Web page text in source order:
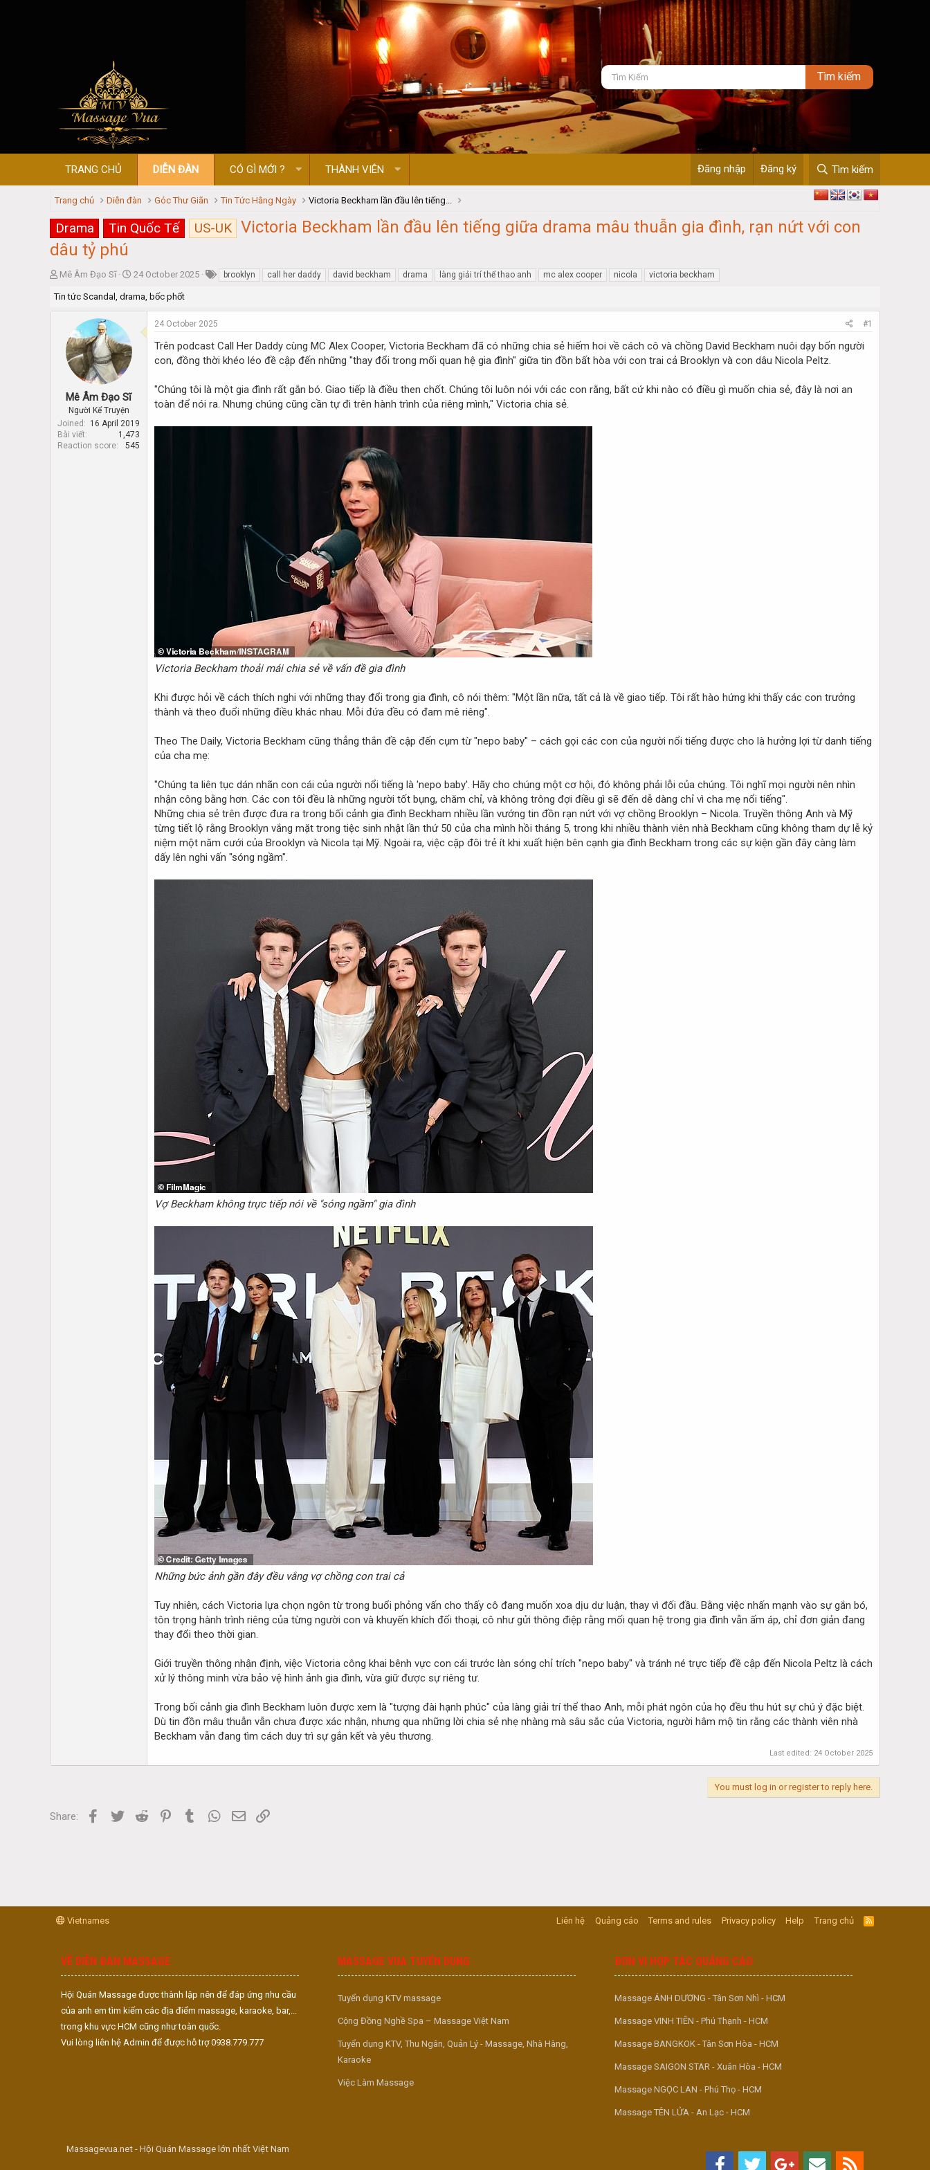
TRANG CHỦ DIỄN ĐÀN CÓ GÌ MỚI ? THÀNH VIÊN Đăng nhập Đăng ký Tìm kiếm
Trang chủ Diễn đàn Góc Thư Giãn Tin Tức Hằng Ngày Victoria Beckham lần đầu lên tiếng...
Drama Tin Quốc Tế US-UK Victoria Beckham lần đầu lên tiếng giữa drama mâu thuẫn gia đình, rạn nứt với con
dâu tỷ phú
T
r
r
Mê Âm Đạo Sĩ
S
a
24 October 2025 brooklyn call her daddy david beckham drama làng giải trí thể thao anh mc alex cooper nicola victoria beckham
Tin tức Scandal, drama, bốc phốt
Mê Âm Đạo Sĩ
Người Kể Truyện
Joined
16 April 2019
Bài viết
1,473
Reaction score
545
24 October 2025 #1
Trên podcast Call Her Daddy cùng MC Alex Cooper, Victoria Beckham đã có những chia sẻ hiếm hoi về cách cô và chồng David Beckham nuôi dạy bốn người
con, đồng thời khéo léo đề cập đến những "thay đổi trong mối quan hệ gia đình" giữa tin đồn bất hòa với con trai cả Brooklyn và con dâu Nicola Peltz.
"Chúng tôi là một gia đình rất gắn bó. Giao tiếp là điều then chốt. Chúng tôi luôn nói với các con rằng, bất cứ khi nào có điều gì muốn chia sẻ, đây là nơi an
toàn để nói ra. Nhưng chúng cũng cần tự đi trên hành trình của riêng mình," Victoria chia sẻ.
Victoria Beckham thoải mái chia sẻ về vấn đề gia đình
Khi được hỏi về cách thích nghi với những thay đổi trong gia đình, cô nói thêm: "Một lần nữa, tất cả là về giao tiếp. Tôi rất hào hứng khi thấy các con trưởng
thành và theo đuổi những điều khác nhau. Mỗi đứa đều có đam mê riêng".
Theo The Daily, Victoria Beckham cũng thẳng thắn đề cập đến cụm từ "nepo baby" – cách gọi các con của người nổi tiếng được cho là hưởng lợi từ danh tiếng
của cha mẹ:
"Chúng ta liên tục dán nhãn con cái của người nổi tiếng là 'nepo baby'. Hãy cho chúng một cơ hội, đó không phải lỗi của chúng. Tôi nghĩ mọi người nên nhìn
nhận công bằng hơn. Các con tôi đều là những người tốt bụng, chăm chỉ, và không trông đợi điều gì sẽ đến dễ dàng chỉ vì cha mẹ nổi tiếng".
Những chia sẻ trên được đưa ra trong bối cảnh gia đình Beckham nhiều lần vướng tin đồn rạn nứt với vợ chồng Brooklyn – Nicola. Truyền thông Anh và Mỹ
từng tiết lộ rằng Brooklyn vắng mặt trong tiệc sinh nhật lần thứ 50 của cha mình hồi tháng 5, trong khi nhiều thành viên nhà Beckham cũng không tham dự lễ kỷ
niệm một năm cưới của Brooklyn và Nicola tại Mỹ. Ngoài ra, việc cặp đôi trẻ ít khi xuất hiện bên cạnh gia đình Beckham trong các sự kiện gần đây càng làm
dấy lên nghi vấn "sóng ngầm".
Vợ Beckham không trực tiếp nói về "sóng ngầm" gia đình
Những bức ảnh gần đây đều vắng vợ chồng con trai cả
Tuy nhiên, cách Victoria lựa chọn ngôn từ trong buổi phỏng vấn cho thấy cô đang muốn xoa dịu dư luận, thay vì đối đầu. Bằng việc nhấn mạnh vào sự gắn bó,
tôn trọng hành trình riêng của từng người con và khuyến khích đối thoại, cô như gửi thông điệp rằng mối quan hệ trong gia đình vẫn ấm áp, chỉ đơn giản đang
thay đổi theo thời gian.
Giới truyền thông nhận định, việc Victoria công khai bênh vực con cái trước làn sóng chỉ trích "nepo baby" và tránh né trực tiếp đề cập đến Nicola Peltz là cách
xử lý thông minh vừa bảo vệ hình ảnh gia đình, vừa giữ được sự riêng tư.
Trong bối cảnh gia đình Beckham luôn được xem là "tượng đài hạnh phúc" của làng giải trí thể thao Anh, mỗi phát ngôn của họ đều thu hút sự chú ý đặc biệt.
Dù tin đồn mâu thuẫn vẫn chưa được xác nhận, nhưng qua những lời chia sẻ nhẹ nhàng mà sâu sắc của Victoria, người hâm mộ tin rằng các thành viên nhà
Beckham vẫn đang tìm cách duy trì sự gắn kết và yêu thương.
Last edited: 24 October 2025
You must log in or register to reply here.
Share: Facebook
Twitter Reddit PinterestTumblr WhatsApp
Email
Vietnames Liên hệ Quảng cáo Terms and rules Privacy policy Help Trang chủ
R
S
VỀ DIỄN ĐÀN MASSAGE
Hội Quán Massage được thành lập nên để đáp ứng nhu cầu
của anh em tìm kiếm các địa điểm massage, karaoke, bar,...
trong khu vực HCM cũng như toàn quốc.
Vui lòng liên hệ Admin để được hỗ trợ 0938.779.777
MASSAGE VUA TUYỂN DỤNG
Tuyển dụng KTV massage
Cộng Đồng Nghề Spa – Massage Việt Nam
Tuyển dụng KTV, Thu Ngân, Quản Lý - Massage, Nhà Hàng,
Karaoke
Việc Làm Massage
ĐƠN VỊ HỢP TÁC QUẢNG CÁO
Massage ÁNH DƯƠNG - Tân Sơn Nhì - HCM
Massage VINH TIÊN - Phú Thạnh - HCM
Massage BANGKOK - Tân Sơn Hòa - HCM
Massage SAIGON STAR - Xuân Hòa - HCM
Massage NGỌC LAN - Phú Thọ - HCM
Massage TÊN LỬA - An Lạc - HCM
Massagevua.net - Hội Quán Massage lớn nhất Việt Nam